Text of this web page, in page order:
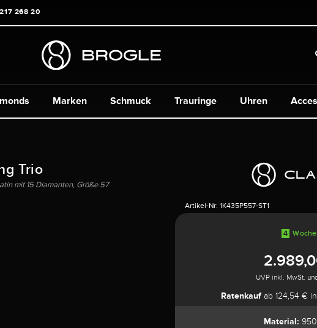
268 20
Marken Schmuck Uhren
Trauringe
Trio
mit 15 Diamanten, Größe 57
Artikel-Nr: 1K435P557-ST1
4
UVP inkl. MwSt.
Ratenkaufab 124,54 €
Material: